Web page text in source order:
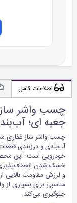
اطلاعات کامل
جعبه ای؛
چسب واشر ساز غفاری
آب‌بندی و درزبندی
خودرویی است. این
خشک شدن انعطاف‌پذیری
و لرزش مقاومت بالایی
مناسبی برای بسیاری
جلوگیری می‌کند.